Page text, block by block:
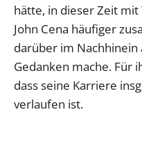
hätte, in dieser Zeit mit
John Cena häufiger
darüber im
Gedanken mache. Für
dass seine Karriere
verlaufen ist.